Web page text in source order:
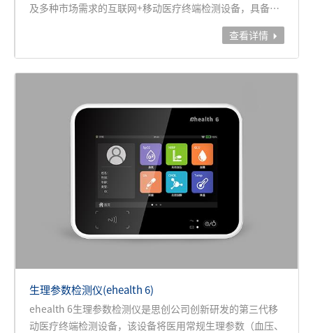
及多种市场需求的互联网+移动医疗终端检测设备，具备丰
富的、临床级的健康数据采集以及与云端、手机端互联互通
查看详情 
生理参数检测仪(ehealth 6)
ehealth 6生理参数检测仪是思创公司创新研发的第三代移
动医疗终端检测设备，该设备将医用常规生理参数（血压、